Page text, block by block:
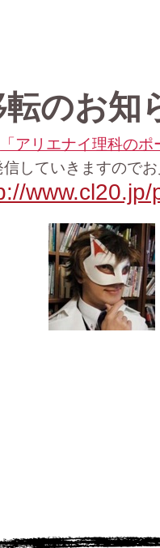
転のお知
「アリエナイ理科の
信していきますの
www.cl20.jp/